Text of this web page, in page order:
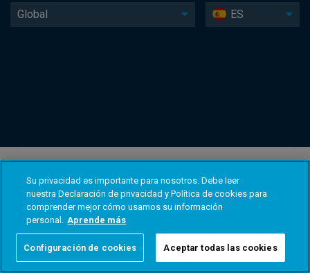
Global ES
Su privacidad es importante para nosotros. Debe leer
nuestra Declaración de privacidad y Política de cookies para
comprender mejor cómo usamos su información
personal. Aprende más
Configuración de cookies Aceptar todas las cookies